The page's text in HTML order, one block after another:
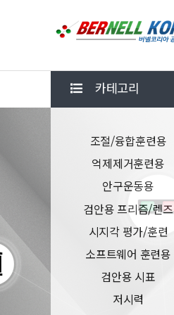
카테고리
조절/융합훈련용
억제제거훈련용
안구운동용
검안용 프리즘/렌즈
시지각 평가/훈련
소프트웨어 훈련용
검안용 시표
저시력